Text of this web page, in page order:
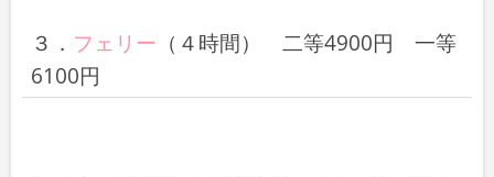
３． フェリー （４時間） 二等4900円 一等
6100円